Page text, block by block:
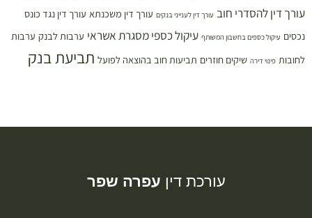
עורך דין להסדרי חוב עורך דין לענייני בנקים עורך דין משכנתא עורך דין נגד כונס
נכסים עיקול כספים בחשבון המשותף עיקול כספי מסגרת אשראי ערבות לבנק ערבות
לחובות פינוי דירה שיקים חוזרים תביעות חוב בהוצאה לפועל תביעת בנק
עורכת דין עפרה שפר